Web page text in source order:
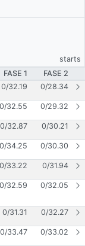
starts
FASE 1
FASE 2
0/32.19 0/28.34
0/32.55 0/29.32
0/32.87 0/30.21
0/34.25 0/30.30
0/33.22 0/31.94
0/32.59 0/32.05
0/31.31 0/32.27
0/33.47 0/33.02